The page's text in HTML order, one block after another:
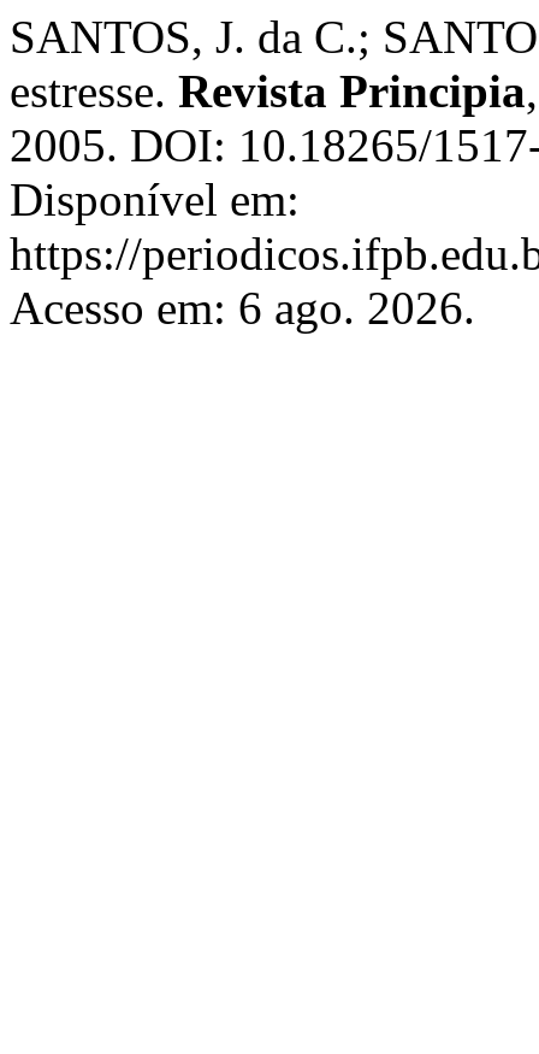
SANTOS, J. da C.;
estresse. Revista Principia
2005. DOI: 10.18265/
Disponível em:
https://
Acesso em: 6 ago. 2026.